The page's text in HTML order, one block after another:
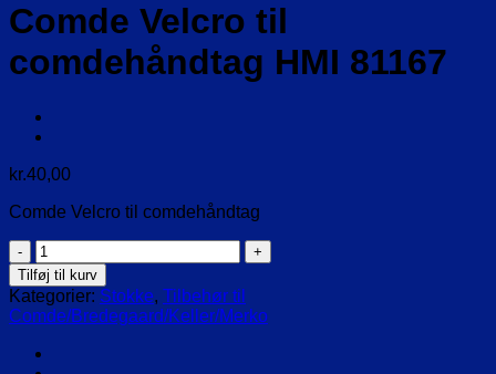
Comde Velcro til
comdehåndtag HMI 81167
kr.40,00
Comde Velcro til comdehåndtag
Comde
Velcro
til
comdehåndtag
HMI
81167
antal
Tilføj til kurv
Kategorier: Stokke, Tilbehør til
Comde/Bredegaard/Keller/Merko